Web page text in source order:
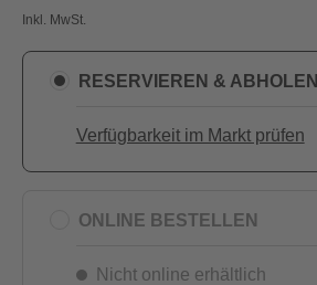
Inkl. MwSt.
RESERVIEREN & ABHOLEN
Verfügbarkeit im Markt prüfen
ONLINE BESTELLEN
Nicht online erhältlich